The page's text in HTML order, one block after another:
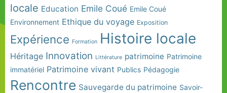
locale Education Emile Coué Emile Coué
Environnement Ethique du voyage Exposition
Expérience Formation Histoire locale
Héritage Innovation Littérature patrimoine Patrimoine
immatériel Patrimoine vivant Publics Pédagogie
Rencontre Sauvegarde du patrimoine Savoir-